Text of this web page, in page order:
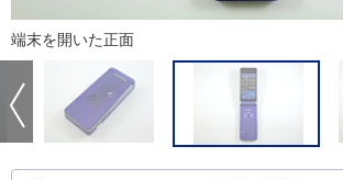
端末を開いた正面